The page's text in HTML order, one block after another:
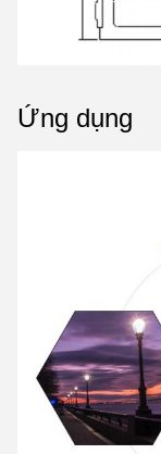
Ứng dụng